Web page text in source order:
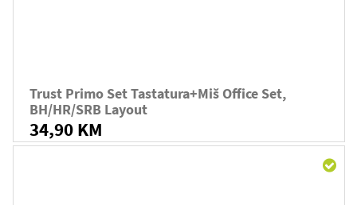
Trust Primo Set Tastatura+miš Office Set,
BH/HR/SRB Layout
34,90 KM